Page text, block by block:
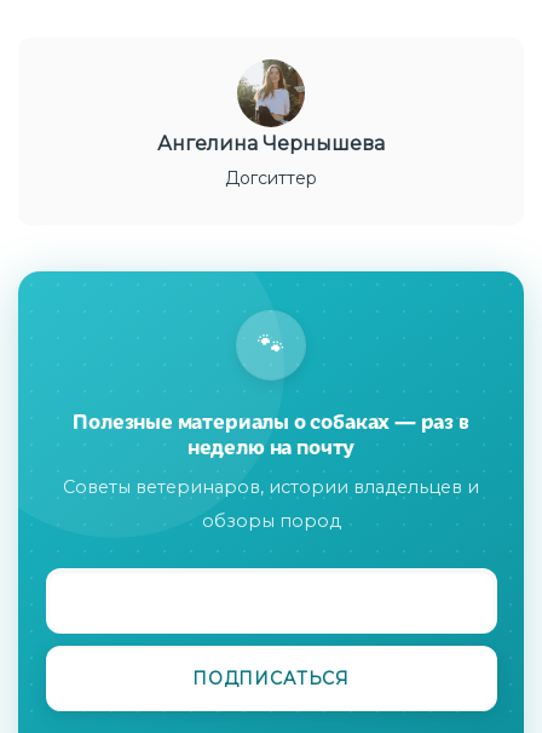
Ангелина Чернышева
Догситтер
🐾
Полезные материалы о собаках — раз в
неделю на почту
Советы ветеринаров, истории владельцев и
обзоры пород